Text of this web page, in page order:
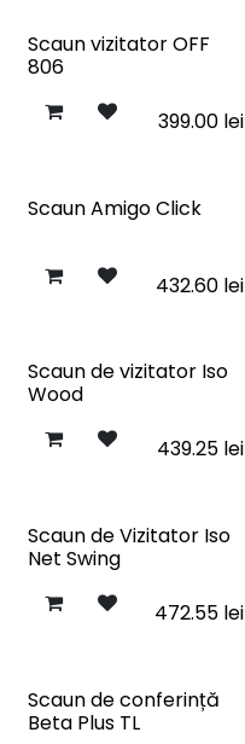
Scaun vizitator OFF
806
399.00 lei
Scaun Amigo Click
432.60 lei
Scaun de vizitator Iso
Wood
439.25 lei
Scaun de Vizitator Iso
Net Swing
472.55 lei
Scaun de conferință
Beta Plus TL